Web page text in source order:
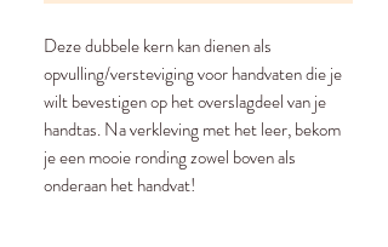
Deze dubbele kern kan dienen als
opvulling/versteviging voor handvaten die je
wilt bevestigen op het overslagdeel van je
handtas. Na verkleving met het leer, bekom
je een mooie ronding zowel boven als
onderaan het handvat!